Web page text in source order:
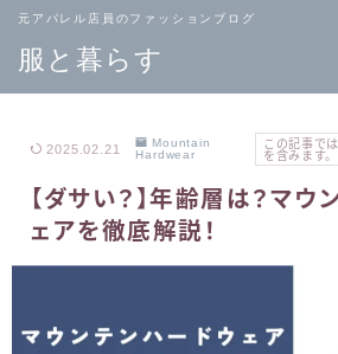
服と暮らす
元アパレル店員のファッションブログ
TOPページ
へ戻る
メンズ
2025.02.21
Mountain
Hardwear
この記事で
を含みます。
【ダサい？】年齢層は？マウ
ェアを徹底解説！